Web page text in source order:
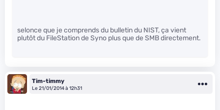
selonce que je comprends du bulletin du NIST, ça vient
plutôt du FileStation de Syno plus que de SMB directement.
Tim-timmy
Le 21/01/2014 à 12h31